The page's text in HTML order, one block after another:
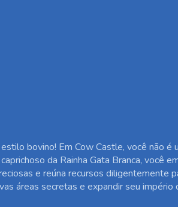
bovino! Em Cow Castle, você não
da Rainha Gata Branca, você
e reúna recursos diligentemente
áreas secretas e expandir seu